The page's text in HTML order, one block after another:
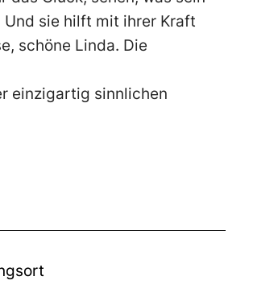
sie hilft mit ihrer Kraft
schöne Linda. Die
einzigartig sinnlichen